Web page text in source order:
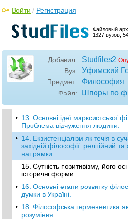
Файловый
1327 вузов,
Войти / Регистрация
Добавил: Studfiles2
Вуз: Уфимский
Предмет: Философия
Файл: Шпоры по
філософії епохи Відродження.
• 8. Загальна характеристика
Нового часу. Емпіризм та
філософії
•
10. "Докритичний" та "критичний"
творчості і. Канта.
• 11. Філософська система г. Гегеля
діалектичний метод.
• 12. Антропологічна філософія
• 13. Основні ідеї марксистської
Проблема відчуження людини.
• 14. Екзистенціалізм як течія в
західній філософії: релігійний та
напрямки.
15. Сутність позитивізму, його
історичні форми.
• 16. Основні етапи розвитку
думки в Україні.
• 18. Філософська герменевтика
розуміння.